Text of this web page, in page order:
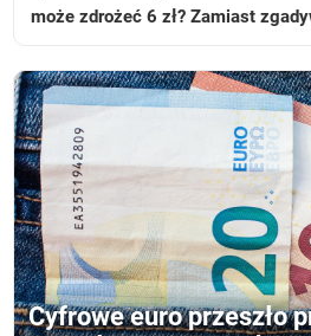
może zdrożeć 6 zł? Zamiast
Cyfrowe euro przeszło